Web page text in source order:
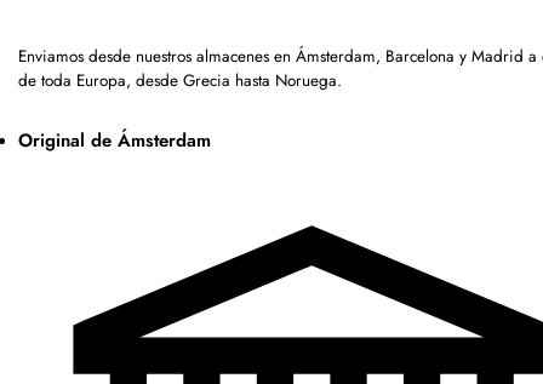
Enviamos desde nuestros almacenes en Ámsterdam, Barcelona y Madrid a
de toda Europa, desde Grecia hasta Noruega.
Original de Ámsterdam